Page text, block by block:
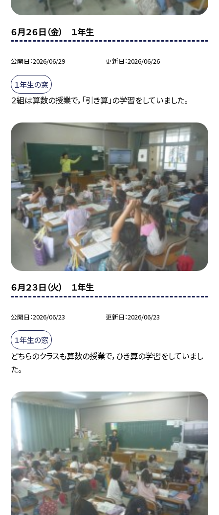
６月２６日（金） １年生
公開日 2026/06/29 更新日 2026/06/26
１年生の窓
２組は算数の授業で，「引き算」の学習をしていました。
６月２３日（火） １年生
公開日 2026/06/23 更新日 2026/06/23
１年生の窓
どちらのクラスも算数の授業で，ひき算の学習をしていまし
た。